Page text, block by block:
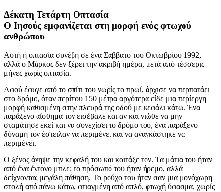
Δέκατη Τετάρτη Οπτασία
Ο Ιησούς εμφανίζεται στη μορφή ενός φτωχού
ανθρώπου
Αυτή η οπτασία συνέβη σε ένα Σάββατο του Οκτωβρίου 1992,
αλλά ο Μάρκος δεν ξέρει την ακριβή ημέρα, μετά από τέσσερις
μήνες χωρίς οπτασία.
Αφού έφυγε από το σπίτι του νωρίς το πρωί, άρχισε να περπατάει
στο δρόμο, όταν περίπου 150 μέτρα αργότερα είδε μια περίεργη
μορφή καθισμένη στην πλευρά της οδού με κεφάλι κάτω. Ένα
παράξενο αίσθημα τον εισέβαλε και αν και νιώθε να μην
σταμάτησε εκεί και να συνεχίσει το δρόμο του, ένα παράξενο
δύναμη τον έστειλαν να περιμένει και να αναγκάστηκε να
περιμένει.
Ο ξένος άνηψε την κεφαλή του και κοιτάξε τον. Τα μάτια του ήταν
από ένα έντονο μπλε; το πρόσωπό του ήταν ήρεμο, αλλά
δείχνοντας μεγάλη πάθηση. Το ρούχο του ήταν σαν μια μονόχωρη
στολή από πάνω κάτω, φτιαγμένη από απλό, φτωχή ύφασμα, χωρίς